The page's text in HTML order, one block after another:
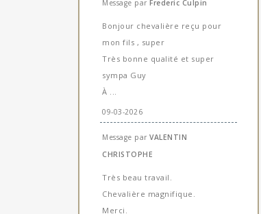
Message par Frederic Culpin
Bonjour chevalière reçu pour
mon fils , super
Très bonne qualité et super
sympa Guy
À ...
09-03-2026
Message par VALENTIN
CHRISTOPHE
Très beau travail.
Chevalière magnifique.
Merci.